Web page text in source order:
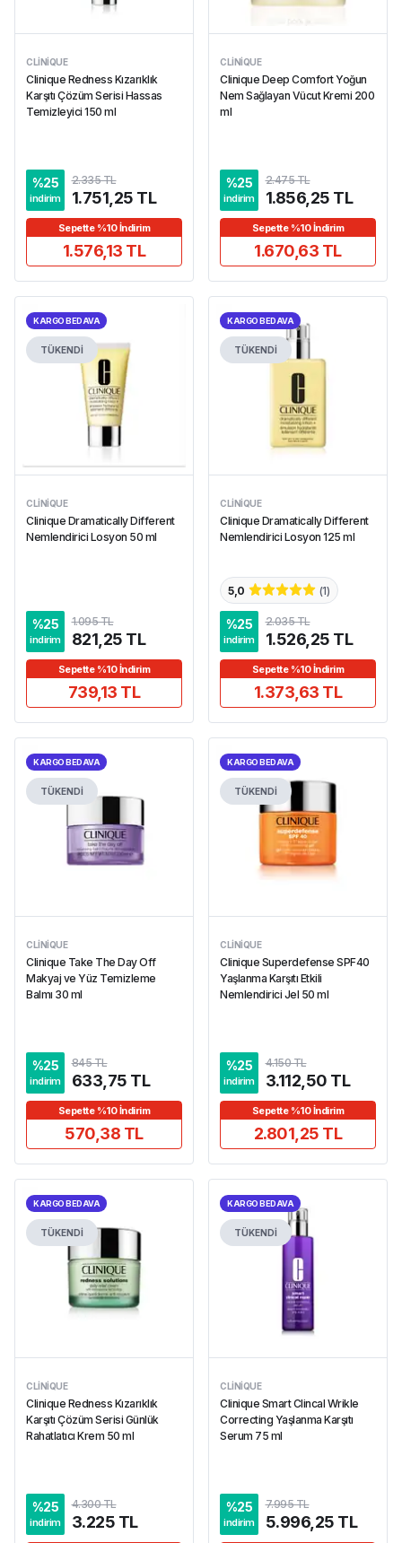
CLINIQUE
Clinique Redness Kızarıklık
Karşıtı Çözüm Serisi Hassas
Temizleyici 150 ml
%25
indirim
2.335 TL
1.751,25 TL
Sepette %10 İndirim
1.576,13 TL
CLINIQUE
Clinique Deep Comfort Yoğun
Nem Sağlayan Vücut Kremi 200
ml
%25
indirim
2.475 TL
1.856,25 TL
Sepette %10 İndirim
1.670,63 TL
KARGO BEDAVA
TÜKENDİ
CLINIQUE
Clinique Dramatically Different
Nemlendirici Losyon 50 ml
%25
indirim
1.095 TL
821,25 TL
Sepette %10 İndirim
739,13 TL
KARGO BEDAVA
TÜKENDİ
CLINIQUE
Clinique Dramatically Different
Nemlendirici Losyon 125 ml
5,0 (1)
%25
indirim
2.035 TL
1.526,25 TL
Sepette %10 İndirim
1.373,63 TL
KARGO BEDAVA
TÜKENDİ
CLINIQUE
Clinique Take The Day Off
Makyaj ve Yüz Temizleme
Balmı 30 ml
%25
indirim
845 TL
633,75 TL
Sepette %10 İndirim
570,38 TL
KARGO BEDAVA
TÜKENDİ
CLINIQUE
Clinique Superdefense SPF40
Yaşlanma Karşıtı Etkili
Nemlendirici Jel 50 ml
%25
indirim
4.150 TL
3.112,50 TL
Sepette %10 İndirim
2.801,25 TL
KARGO BEDAVA
TÜKENDİ
CLINIQUE
Clinique Redness Kızarıklık
Karşıtı Çözüm Serisi Günlük
Rahatlatıcı Krem 50 ml
%25
indirim
4.300 TL
3.225 TL
KARGO BEDAVA
TÜKENDİ
CLINIQUE
Clinique Smart Clincal Wrikle
Correcting Yaşlanma Karşıtı
Serum 75 ml
%25
indirim
7.995 TL
5.996,25 TL